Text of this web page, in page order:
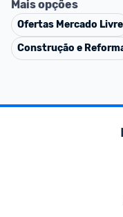
Mais opções
Ofertas Mercado Livre
Construção e